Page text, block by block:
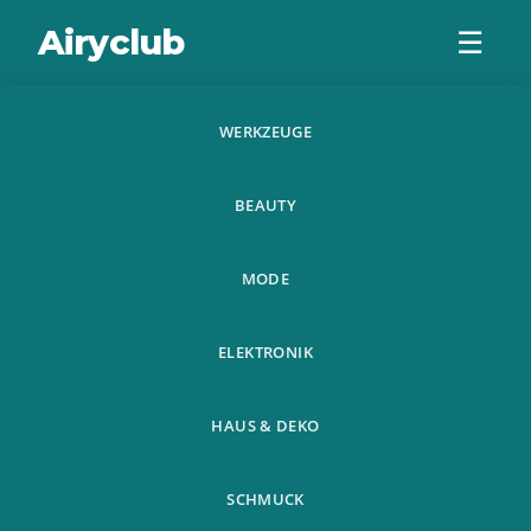
Airyclub ☰
WERKZEUGE
BEAUTY
MODE
ELEKTRONIK
HAUS & DEKO
SCHMUCK
Schwerkraft
Pneumatische Set
Sprengge